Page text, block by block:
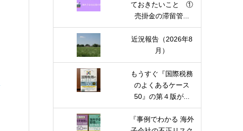
ておきたいこと ①
売掛金の滞留管...
近況報告（2026年8
月）
もうすぐ『国際税務
のよくあるケース
50』の第４版が...
『事例でわかる 海外